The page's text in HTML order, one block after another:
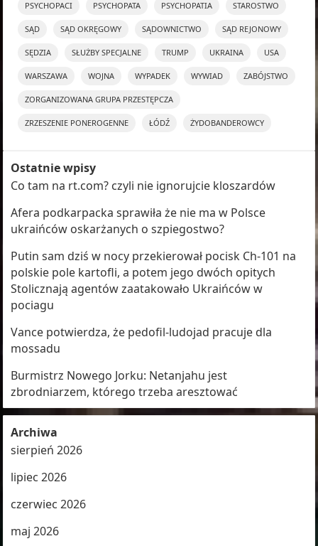
PSYCHOPACI PSYCHOPATA PSYCHOPATIA STAROSTWO
SĄD SĄD OKRĘGOWY SĄDOWNICTWO SĄD REJONOWY
SĘDZIA SŁUŻBY SPECJALNE TRUMP UKRAINA USA
WARSZAWA WOJNA WYPADEK WYWIAD ZABÓJSTWO
ZORGANIZOWANA GRUPA PRZESTĘPCZA
ZRZESZENIE PONEROGENNE ŁÓDŹ ŻYDOBANDEROWCY
Ostatnie wpisy
Co tam na rt.com? czyli nie ignorujcie kloszardów
Afera podkarpacka sprawiła że nie ma w Polsce
ukraińców oskarżanych o szpiegostwo?
Putin sam dziś w nocy przekierował pocisk Ch-101 na
polskie pole kartofli, a potem jego dwóch opitych
Stolicznają agentów zaatakowało Ukraińców w
pociagu
Vance potwierdza, że pedofil-ludojad pracuje dla
mossadu
Burmistrz Nowego Jorku: Netanjahu jest
zbrodniarzem, którego trzeba aresztować
Archiwa
sierpień 2026
lipiec 2026
czerwiec 2026
maj 2026